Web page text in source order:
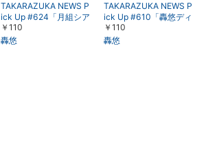
TAKARAZUKA NEWS P
ick Up #624「月組シア
ター・ドラマシティ公
演『チェ・ゲバラ』突
￥110
轟悠
TAKARAZUKA NEWS P
ick Up #610「轟悠ディ
ナーショー『Yu 35,A n
ew world』稽古場レポ
￥110
轟悠